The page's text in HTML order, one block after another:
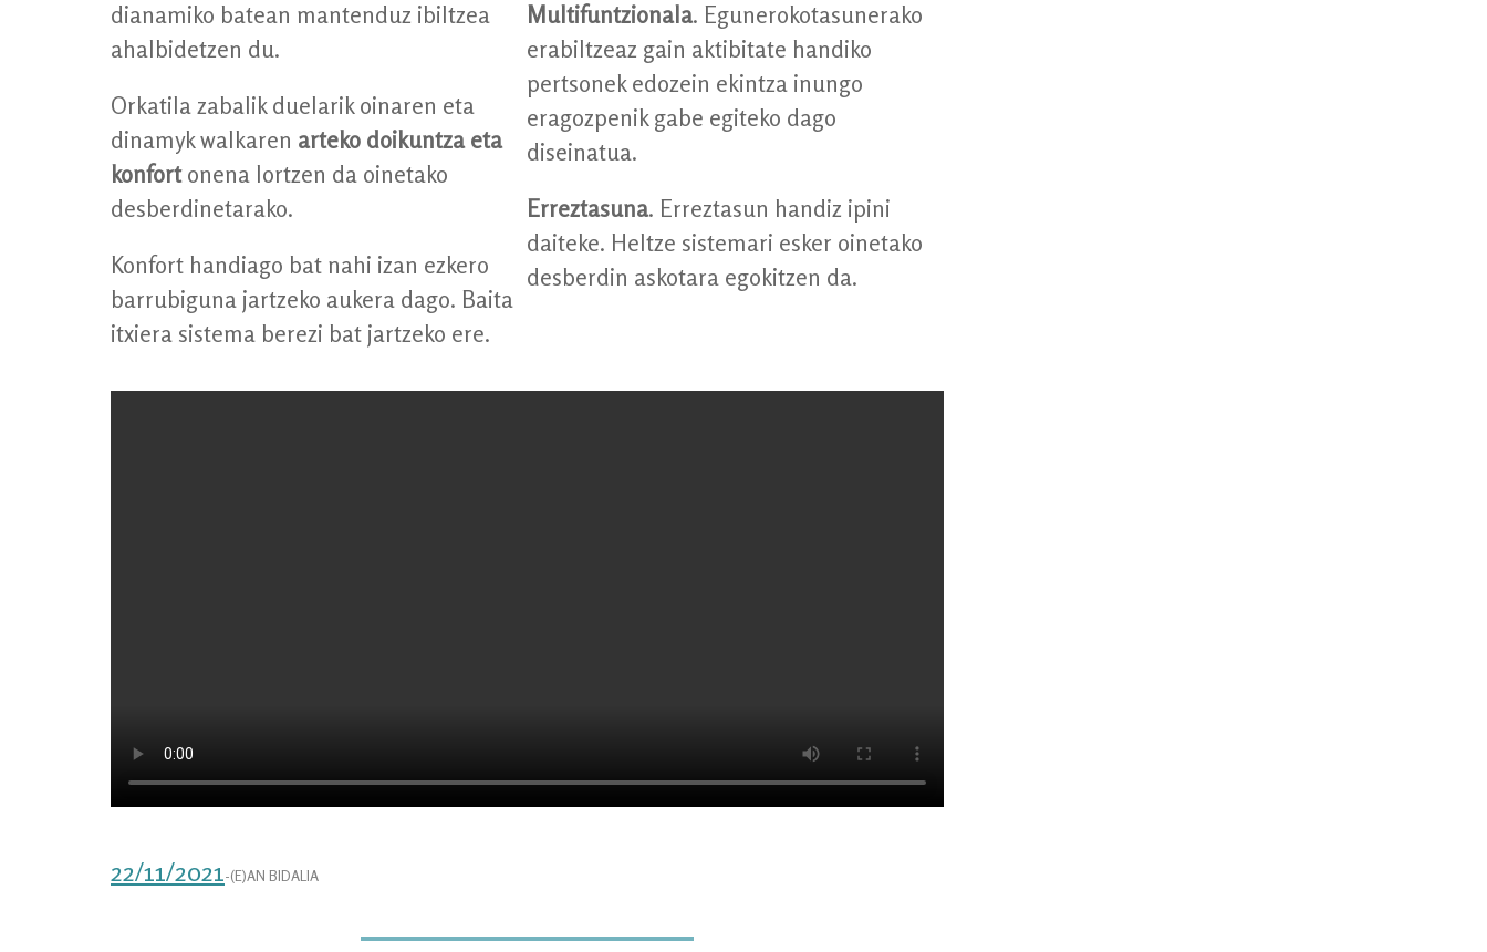
dianamiko batean mantenduz ibiltzea
ahalbidetzen du.
Orkatila zabalik duelarik oinaren eta
dinamyk walkaren arteko doikuntza eta
konfort onena lortzen da oinetako
desberdinetarako.
Konfort handiago bat nahi izan ezkero
barrubiguna jartzeko aukera dago. Baita
itxiera sistema berezi bat jartzeko ere.
Multifuntzionala. Egunerokotasunerako
erabiltzeaz gain aktibitate handiko
pertsonek edozein ekintza inungo
eragozpenik gabe egiteko dago
diseinatua.
Erreztasuna. Erreztasun handiz ipini
daiteke. Heltze sistemari esker oinetako
desberdin askotara egokitzen da.
22/11/2021-(E)AN BIDALIA